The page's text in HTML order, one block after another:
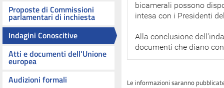
Proposte di Commissioni
parlamentari di inchiesta
Indagini Conoscitive
Atti e documenti dell'Unione
europea
Audizioni formali
bicamerali possono
intesa con i Presidenti
Alla conclusione
documenti che diano
Le informazioni saranno